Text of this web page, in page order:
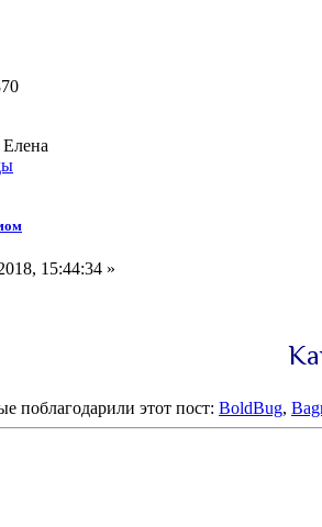
15:44:34 »
поблагодарили этот пост: BoldBug,